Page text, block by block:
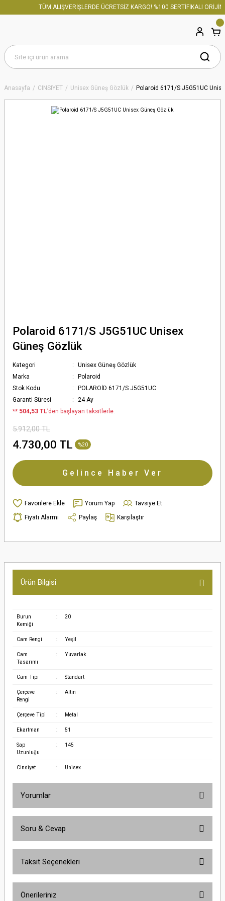
TÜM ALIŞVERİŞLERDE ÜCRETSİZ KARGO! %100 SERTİFİKALI
Anasayfa CİNSİYET Unisex Güneş Gözlük Polaroid 6171/S J5G51UC
Polaroid 6171/S J5G51UC Unisex
Güneş Gözlük
Kategori
Unisex Güneş Gözlük
Marka
Polaroid
Stok Kodu
POLAROİD 6171/S J5G51UC
Garanti Süresi
24 Ay
** 504,53 TL’den başlayan taksitlerle.
5.912,00 TL
4.730,00 TL %20
Gelince Haber Ver
Yorum Yap
Tavsiye Et
Fiyatı Alarmı
Paylaş Karşılaştır
Ürün Bilgisi
Burun
Kemiği
: 20
Cam Rengi : Yeşil
Cam
Tasarımı
: Yuvarlak
Cam Tipi : Standart
Çerçeve
Rengi
: Altın
Çerçeve Tipi : Metal
Ekartman : 51
Sap
Uzunluğu
: 145
Cinsiyet : Unisex
Yorumlar
Soru & Cevap
Taksit Seçenekleri
Önerileriniz